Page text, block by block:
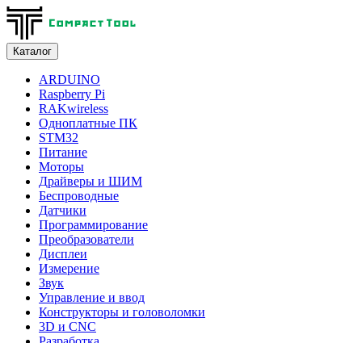
Каталог
ARDUINO
Raspberry Pi
RAKwireless
Одноплатные ПК
STM32
Питание
Моторы
Драйверы и ШИМ
Беспроводные
Датчики
Программирование
Преобразователи
Дисплеи
Измерение
Звук
Управление и ввод
Конструкторы и головоломки
3D и CNC